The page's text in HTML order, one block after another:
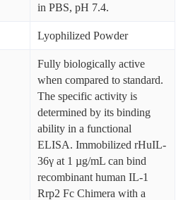
in PBS, pH 7.4.
Lyophilized Powder
Fully biologically active
when compared to standard.
The specific activity is
determined by its binding
ability in a functional
ELISA. Immobilized rHuIL-
36γ at 1 µg/mL can bind
recombinant human IL-1
Rrp2 Fc Chimera with a